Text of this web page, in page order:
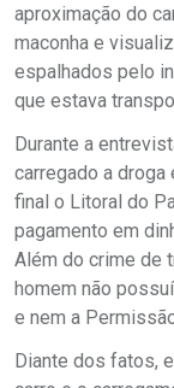
aproximação do
maconha e
espalhados pelo
que estava
Durante a
carregado a
final o Litoral do
pagamento em
Além do crime de
homem não
e nem a
Diante dos fatos,